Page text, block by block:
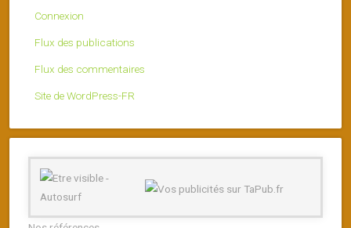
Connexion
Flux des publications
Flux des commentaires
Site de WordPress-FR